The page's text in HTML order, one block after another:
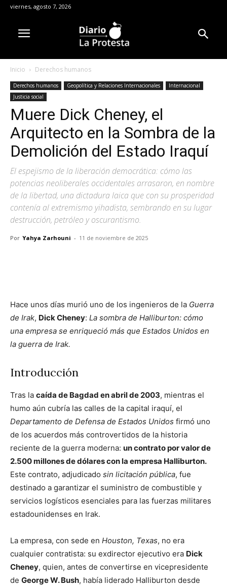
viernes, agosto 7, 2026
Inicio Derechos humanos
Derechos humanos Geopolítica y Relaciones Internacionales
Internacional
Justicia social
Muere Dick Cheney, el
Arquitecto en la Sombra de la
Demolición del Estado Iraquí
El espejismo de la liberación democrática: cómo las
potencias neoliberales occidentales arrasaron, en nombre
de la libertad, una dictadura laica que con su prosperidad
contenía al extremismo yihadista, sembrando en su lugar
destrucción, petróleo y oscurantismo.
Por Yahya Zarhouni - 11 de noviembre de 2025
Hace unos días murió uno de los ingenieros de la Guerra
de Irak, Dick Cheney: La sombra de Halliburton: cómo
una empresa se enriqueció más que Estados Unidos en
la guerra de Irak.
Introducción
Tras la caída de Bagdad en abril de 2003, mientras el
humo aún cubría las calles de la capital iraquí, el
Departamento de Defensa de Estados Unidos firmó uno
de los acuerdos más controvertidos de la historia
reciente de la guerra moderna: un contrato por valor de
2.500 millones de dólares con la empresa Halliburton.
Este contrato, adjudicado sin licitación pública, fue
destinado a garantizar el suministro de combustible y
servicios logísticos esenciales para las fuerzas militares
estadounidenses en Irak.
La empresa, con sede en Houston, Texas, no era
cualquier contratista: su exdirector ejecutivo era Dick
Cheney, quien, antes de convertirse en vicepresidente
de George W. Bush, había liderado Halliburton desde